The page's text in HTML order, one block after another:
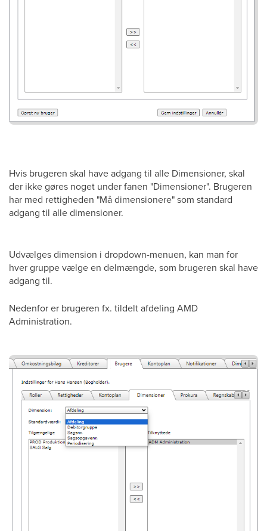
Hvis brugeren skal have adgang til alle Dimensioner, skal
der ikke gøres noget under fanen "Dimensioner". Brugeren
har med rettigheden "Må dimensionere" som standard
adgang til alle dimensioner.
Udvælges dimension i dropdown-menuen, kan man for
hver gruppe vælge en delmængde, som brugeren skal have
adgang til.
Nedenfor er brugeren fx. tildelt afdeling AMD
Administration.